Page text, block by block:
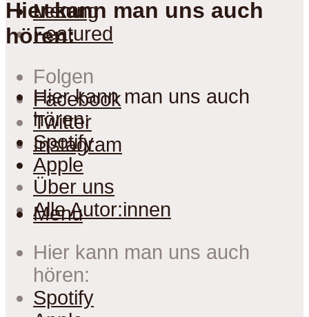
Menu
Hier kann man uns auch
hören:
Hier kann man uns auch
hören:
Spotify
Apple
Menu
Lesung
Featured
Folgen
Facebook
Twitter
Instagram
Über uns
Alle Autor:innen
Hier kann man uns auch
hören:
Spotify